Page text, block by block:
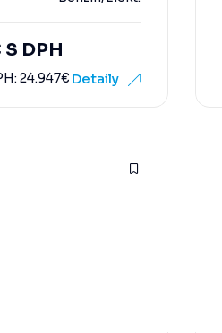
S DPH
24.947€ Detaily